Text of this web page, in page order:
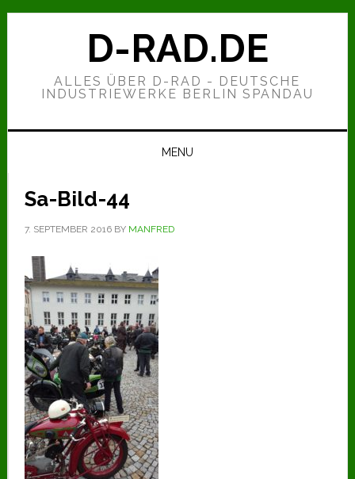
Zur
Hauptnavigation
Zum
Zur
D-RAD.DE
ALLES ÜBER D-RAD - DEUTSCHE
INDUSTRIEWERKE BERLIN SPANDAU
MENU
Sa-Bild-44
7. SEPTEMBER 2016BY MANFRED